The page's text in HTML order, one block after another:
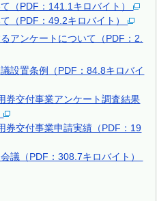
（PDF：141.1キロバイト）
（PDF：49.2キロバイト）
アンケートについて（PDF：2.
設置条例（PDF：84.8キロバイ
券交付事業アンケート調査結果
券交付事業申請実績（PDF：19
議（PDF：308.7キロバイト）